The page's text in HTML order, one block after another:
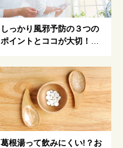
しっかり風邪予防の３つの
ポイントとココが大切！葛
葛根湯って飲みにくい!？お